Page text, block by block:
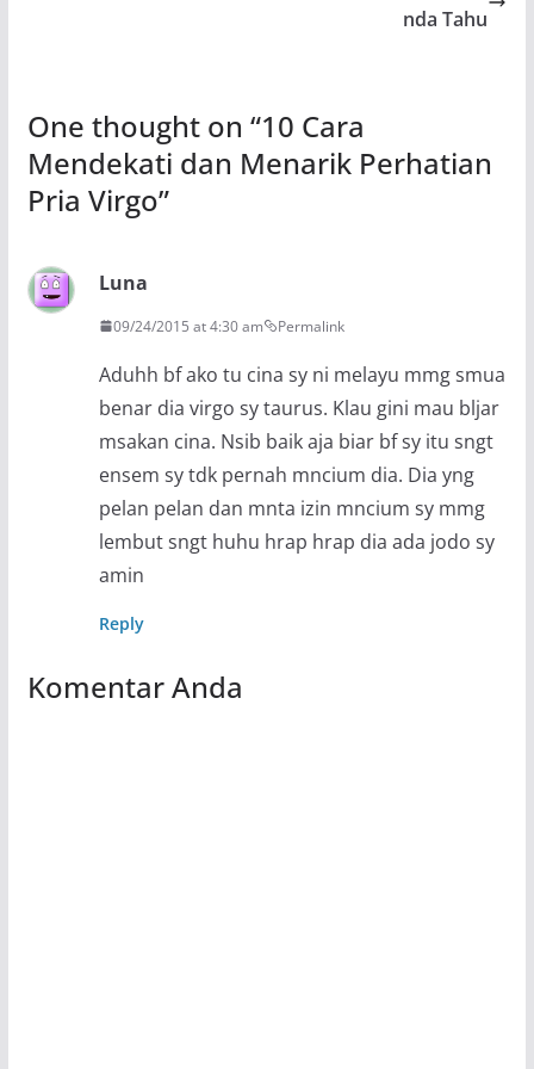
nda Tahu
One thought on “10 Cara
Mendekati dan Menarik Perhatian
Pria Virgo”
Luna
09/24/2015 at 4:30 am Permalink
Aduhh bf ako tu cina sy ni melayu mmg smua
benar dia virgo sy taurus. Klau gini mau bljar
msakan cina. Nsib baik aja biar bf sy itu sngt
ensem sy tdk pernah mncium dia. Dia yng
pelan pelan dan mnta izin mncium sy mmg
lembut sngt huhu hrap hrap dia ada jodo sy
amin
Reply
Komentar Anda